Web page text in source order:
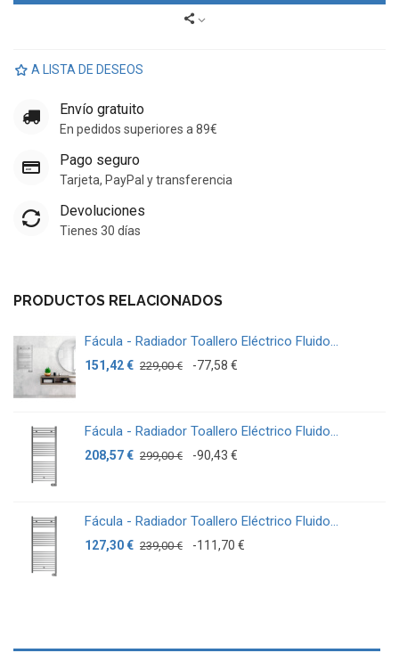
A LISTA DE DESEOS
Envío gratuito
En pedidos superiores a 89€
Pago seguro
Tarjeta, PayPal y transferencia
Devoluciones
Tienes 30 días
PRODUCTOS RELACIONADOS
Fácula - Radiador Toallero Eléctrico Fluido...
151,42 € 229,00 € -77,58 €
Fácula - Radiador Toallero Eléctrico Fluido...
208,57 € 299,00 € -90,43 €
Fácula - Radiador Toallero Eléctrico Fluido...
127,30 € 239,00 € -111,70 €